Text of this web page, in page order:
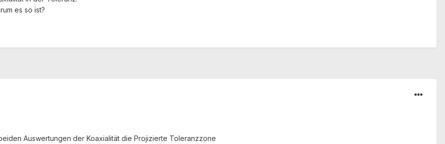
es so ist?
Auswertungen der Koaxialität die Projizierte Toleranzzone